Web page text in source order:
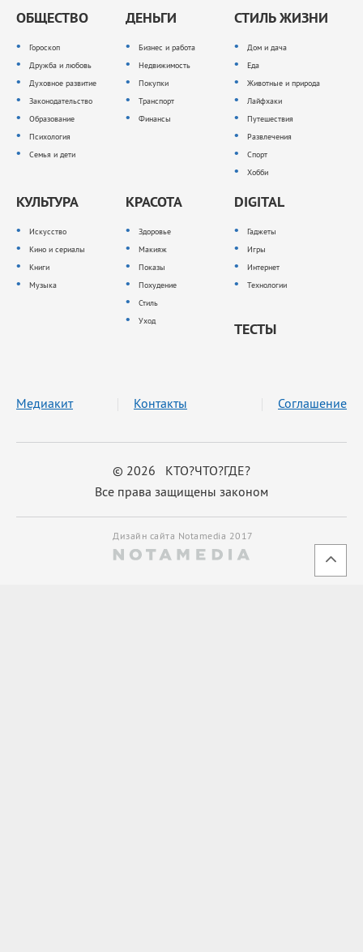
ОБЩЕСТВО
Гороскоп
Дружба и любовь
Духовное развитие
Законодательство
Образование
Психология
Семья и дети
ДЕНЬГИ
Бизнес и работа
Недвижимость
Покупки
Транспорт
Финансы
СТИЛЬ ЖИЗНИ
Дом и дача
Еда
Животные и природа
Лайфхаки
Путешествия
Развлечения
Спорт
Хобби
КУЛЬТУРА
Искусство
Кино и сериалы
Книги
Музыка
КРАСОТА
Здоровье
Макияж
Показы
Похудение
Стиль
Уход
DIGITAL
Гаджеты
Игры
Интернет
Технологии
ТЕСТЫ
© 2026 КТО?ЧТО?ГДЕ?
Все права защищены законом
Медиакит Контакты Соглашение
Дизайн сайта Notamedia 2017